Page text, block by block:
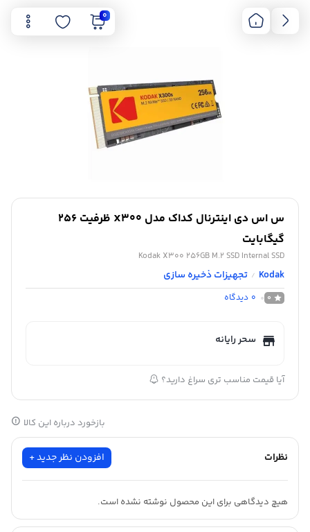
0
س اس دی اینترنال کداک مدل X300 ظرفیت 256
گیگابایت
Kodak X300 256GB M.2 SSD Internal SSD
Kodak
/ تجهیزات ذخیره سازی
0
0 دیدگاه
سحر رایانه
آیا قیمت مناسب تری سراغ دارید؟
بازخورد درباره این کالا
نظرات افزودن نظر جدید +
هیچ دیدگاهی برای این محصول نوشته نشده است.